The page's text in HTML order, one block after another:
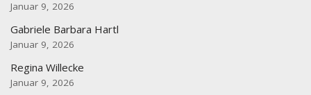
Januar 9, 2026
Gabriele Barbara Hartl
Januar 9, 2026
Regina Willecke
Januar 9, 2026